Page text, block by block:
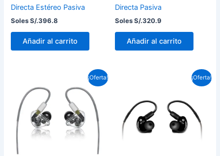
Directa Estéreo Pasiva
Soles S/.396.8
Añadir al carrito
Directa Pasiva
Soles S/.320.9
Añadir al carrito
¡Oferta!
original
era:
Soles
S/.1,311.0.
actual
es:
Soles
S/.1,179.9.
¡Oferta!
era:
Soles
S/.876.3.
es:
Soles
S/.803.9.